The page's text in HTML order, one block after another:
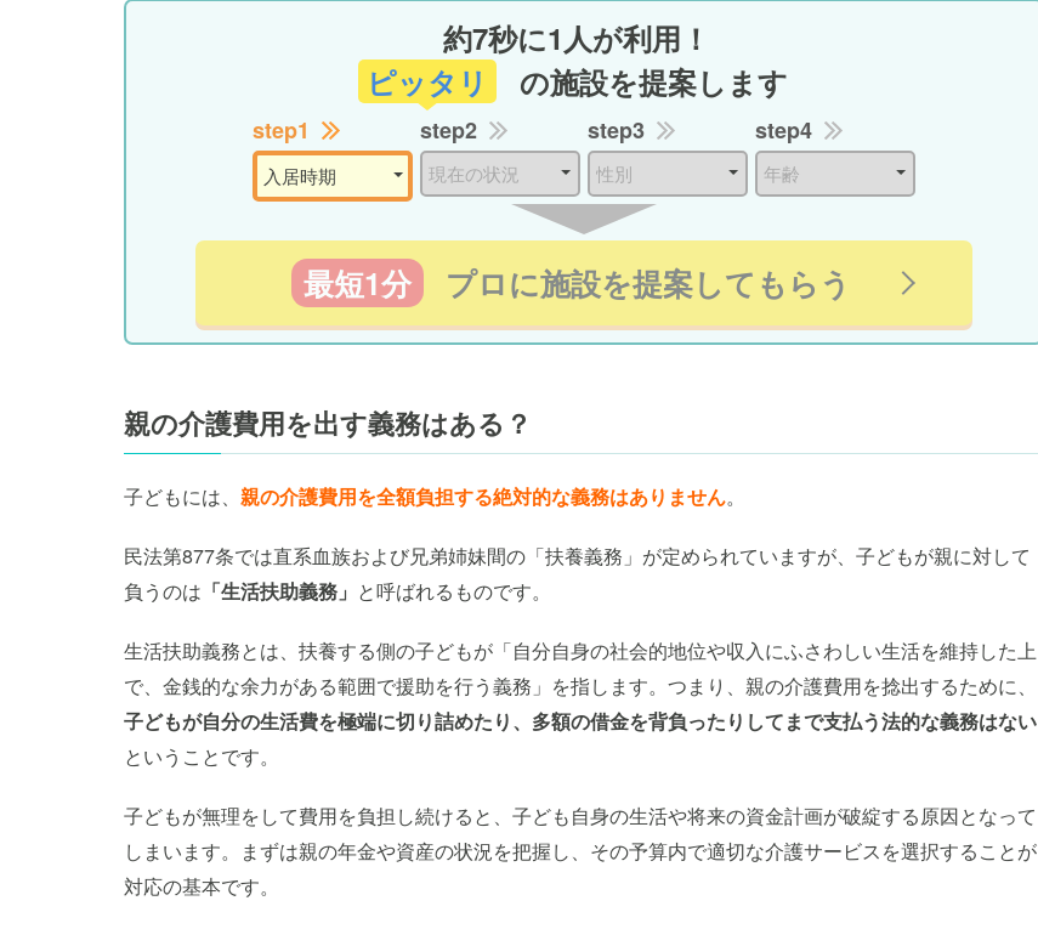
約7秒に1人が利用！
ピッタリ
の施設を提案します
step1 step2 step3 step4
最短1分 プロに施設を提案してもらう
親の介護費用を出す義務はある？
子どもには、 親の介護費用を全額負担する絶対的な義務はありません。
民法第877条では直系血族および兄弟姉妹間の「扶養義務」が定められていますが、子どもが親に対して
負うのは 「生活扶助義務」 と呼ばれるものです。
生活扶助義務とは、扶養する側の子どもが「自分自身の社会的地位や収入にふさわしい生活を維持した上
で、金銭的な余力がある範囲で援助を行う義務」を指します。つまり、親の介護費用を捻出するために、
子どもが自分の生活費を極端に切り詰めたり、多額の借金を背負ったりしてまで支払う法的な義務はない
ということです。
子どもが無理をして費用を負担し続けると、子ども自身の生活や将来の資金計画が破綻する原因となって
しまいます。まずは親の年金や資産の状況を把握し、その予算内で適切な介護サービスを選択することが
対応の基本です。